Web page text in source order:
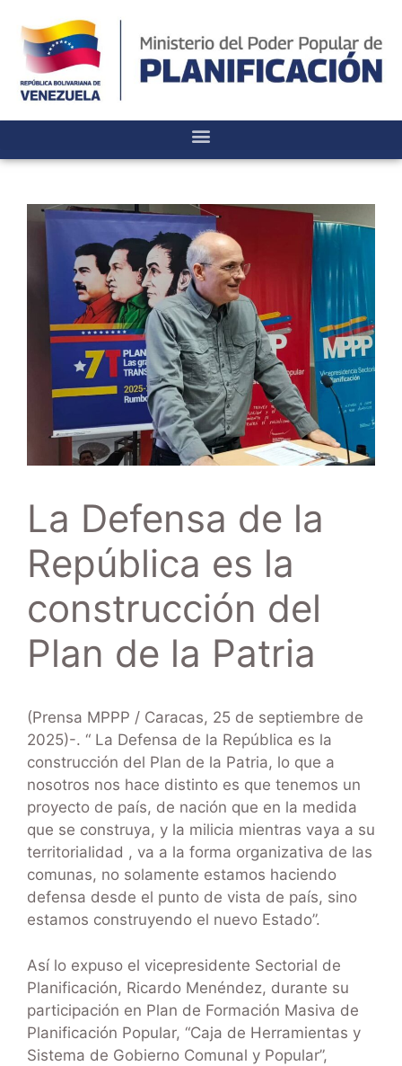
La Defensa de la
República es la
construcción del
Plan de la Patria
(Prensa MPPP / Caracas, 25 de septiembre de
2025)-. “ La Defensa de la República es la
construcción del Plan de la Patria, lo que a
nosotros nos hace distinto es que tenemos un
proyecto de país, de nación que en la medida
que se construya, y la milicia mientras vaya a su
territorialidad , va a la forma organizativa de las
comunas, no solamente estamos haciendo
defensa desde el punto de vista de país, sino
estamos construyendo el nuevo Estado”.
Así lo expuso el vicepresidente Sectorial de
Planificación, Ricardo Menéndez, durante su
participación en Plan de Formación Masiva de
Planificación Popular, “Caja de Herramientas y
Sistema de Gobierno Comunal y Popular”,